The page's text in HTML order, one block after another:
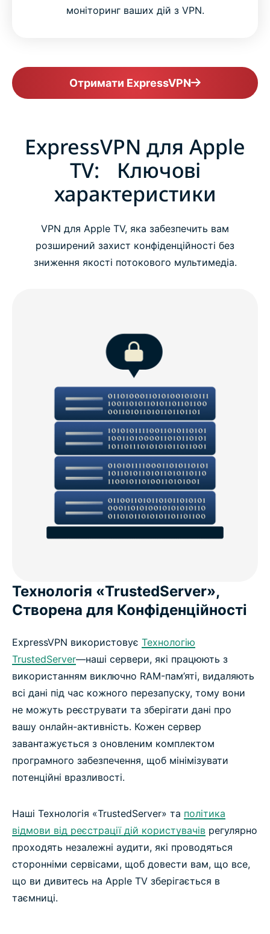
моніторинг ваших дій з VPN.
Отримати ExpressVPN
ExpressVPN для Apple
TV: Ключові
характеристики
VPN для Apple TV, яка забезпечить вам
розширений захист конфіденційності без
зниження якості потокового мультимедіа.
Технологія «TrustedServer»,
Створена для Конфіденційності
ExpressVPN використовує Технологію
TrustedServer—наші сервери, які працюють з
використанням виключно RAM-пам’яті, видаляють
всі дані під час кожного перезапуску, тому вони
не можуть реєструвати та зберігати дані про
вашу онлайн-активність. Кожен сервер
завантажується з оновленим комплектом
програмного забезпечення, щоб мінімізувати
потенційні вразливості.
Наші Технологія «TrustedServer» та політика
відмови від реєстрації дій користувачів регулярно
проходять незалежні аудити, які проводяться
сторонніми сервісами, щоб довести вам, що все,
що ви дивитесь на Apple TV зберігається в
таємниці.